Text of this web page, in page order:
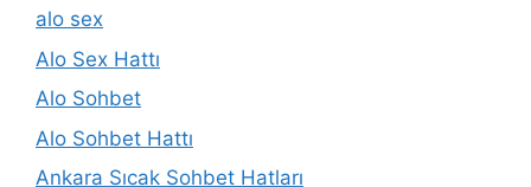
alo sex
Alo Sex Hattı
Alo Sohbet
Alo Sohbet Hattı
Ankara Sıcak Sohbet Hatları